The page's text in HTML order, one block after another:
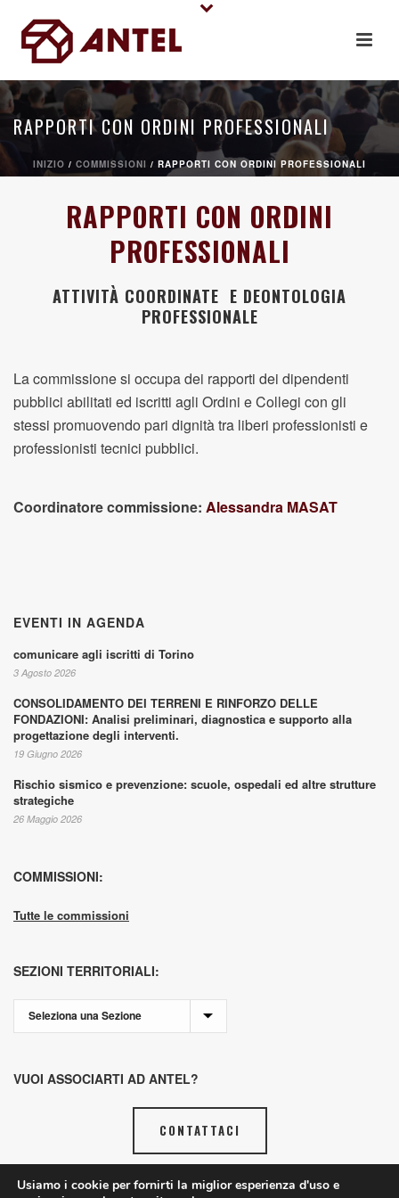
RAPPORTI CON ORDINI PROFESSIONALI
INIZIO / COMMISSIONI / RAPPORTI CON ORDINI PROFESSIONALI
RAPPORTI CON ORDINI
PROFESSIONALI
ATTIVITÀ COORDINATE E DEONTOLOGIA
PROFESSIONALE
La commissione si occupa dei rapporti dei dipendenti
pubblici abilitati ed iscritti agli Ordini e Collegi con gli
stessi promuovendo pari dignità tra liberi professionisti e
professionisti tecnici pubblici.
Coordinatore commissione: Alessandra MASAT
EVENTI IN AGENDA
comunicare agli iscritti di Torino
3 Agosto 2026
CONSOLIDAMENTO DEI TERRENI E RINFORZO DELLE
FONDAZIONI: Analisi preliminari, diagnostica e supporto alla
progettazione degli interventi.
19 Giugno 2026
Rischio sismico e prevenzione: scuole, ospedali ed altre strutture
strategiche
26 Maggio 2026
COMMISSIONI:
Tutte le commissioni
SEZIONI TERRITORIALI:
VUOI ASSOCIARTI AD ANTEL?
CONTATTACI
Usiamo i cookie per fornirti la miglior esperienza d'uso e